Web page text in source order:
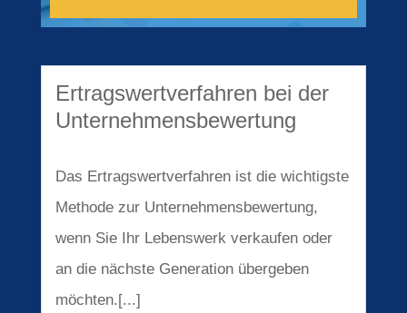
Ertragswertverfahren bei der
Unternehmensbewertung
Das Ertragswertverfahren ist die wichtigste
Methode zur Unternehmensbewertung,
wenn Sie Ihr Lebenswerk verkaufen oder
an die nächste Generation übergeben
möchten.[...]